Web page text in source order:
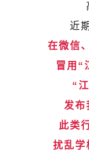
近
在微信
冒用 “
“
发布
此类
扰乱学